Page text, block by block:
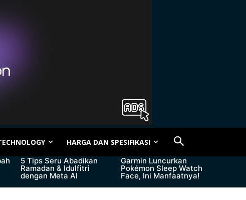
HARGA DAN SPESIFIKASI
5 Tips Seru Abadikan
Ramadan & Idulfitri
dengan Meta AI
Garmin Luncurkan
Pokémon Sleep Watch
Face, Ini Manfaatnya!